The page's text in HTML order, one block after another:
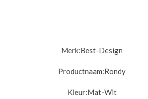
Merk:Best-Design
Productnaam:Rondy
Kleur:Mat-Wit